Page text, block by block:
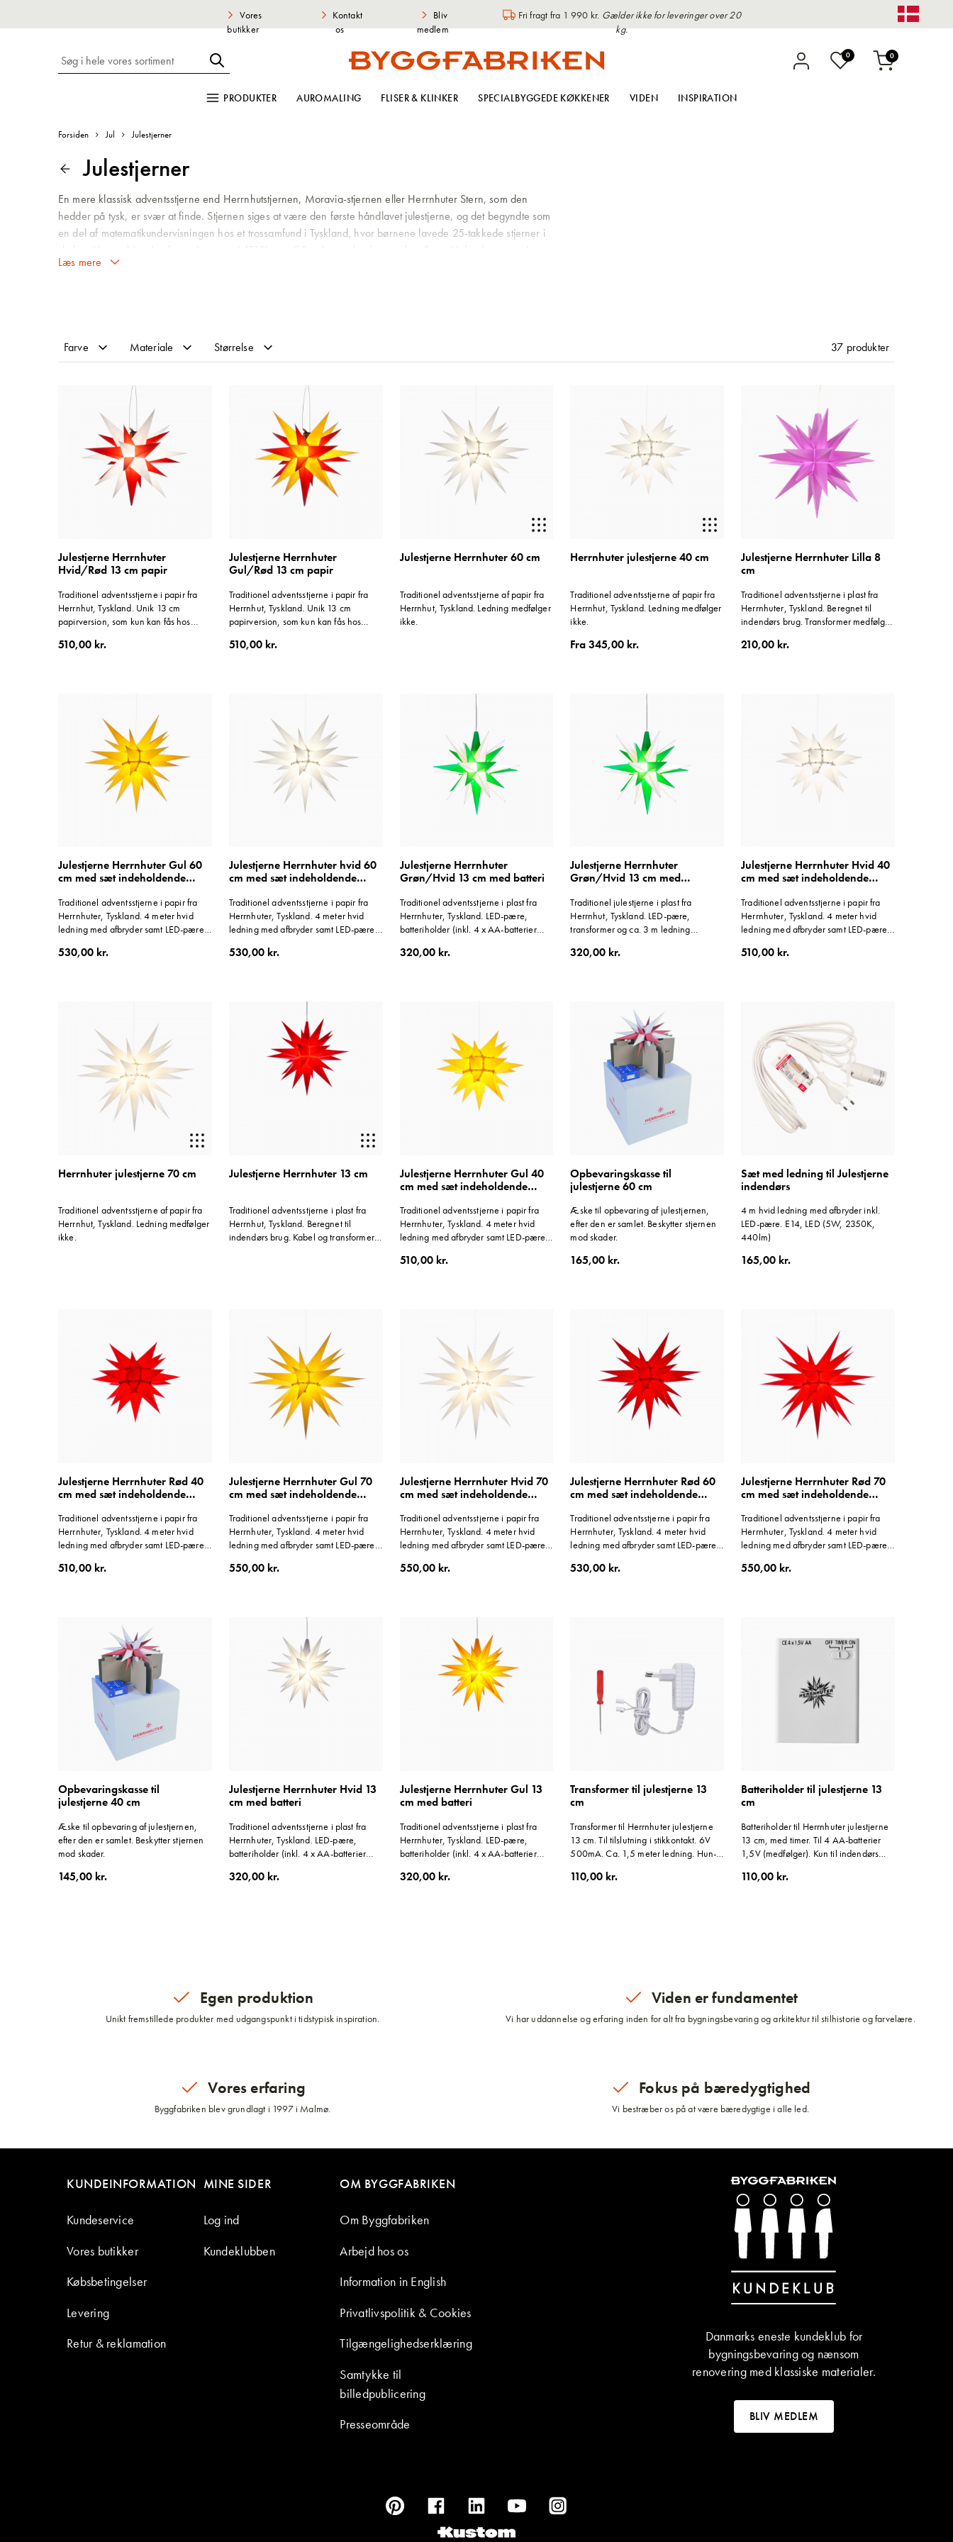
Vores
butikker
Kontakt
os
Bliv
medlem
Fri fragt fra 1 990 kr. Gælder ikke for leveringer over 20
kg.
0
Indkøbskurv
0
PRODUKTER AUROMALING FLISER & KLINKER SPECIALBYGGEDE KØKKENER VIDEN INSPIRATION
Forsiden Jul Julestjerner
Julestjerner
En mere klassisk adventsstjerne end Herrnhutstjernen, Moravia-stjernen eller Herrnhuter Stern, som den
hedder på tysk, er svær at finde. Stjernen siges at være den første håndlavet julestjerne, og det begyndte som
en del af matematikundervisningen hos et trossamfund i Tyskland, hvor børnene lavede 25-takkede stjerner i
skolen. Uanset historien kom stjernerne i 1910'erne til Sverige og lagde grunden til, at vi i dag hænger stjerner
op til jul. Den tredimensionelle Moraviske stjerne findes i flere farver, forskellige størrelser og til både
Som altid er det fantasien, der sætter grænserne...
Farve Materiale Størrelse 37 produkter
Julestjerne Herrnhuter
Hvid/Rød 13 cm papir
Traditionel adventsstjerne i papir fra
Herrnhut, Tyskland. Unik 13 cm
papirversion, som kun kan fås hos
til fabrikken i Tyskland. Beregnet til
510,00 kr.
Julestjerne Herrnhuter
Gul/Rød 13 cm papir
Traditionel adventsstjerne i papir fra
Herrnhut, Tyskland. Unik 13 cm
papirversion, som kun kan fås hos
til fabrikken i Tyskland. Beregnet til
510,00 kr.
Julestjerne Herrnhuter 60 cm
Traditionel adventsstjerne af papir fra
Herrnhut, Tyskland. Ledning medfølger
ikke.
Herrnhuter julestjerne 40 cm
Traditionel adventsstjerne af papir fra
Herrnhut, Tyskland. Ledning medfølger
ikke.
Fra 345,00 kr.
Julestjerne Herrnhuter Lilla 8
cm
Traditionel adventsstjerne i plast fra
Herrnhuter, Tyskland. Beregnet til
indendørs brug. Transformer medfølger
210,00 kr.
Julestjerne Herrnhuter Gul 60
cm med sæt indeholdende
Traditionel adventsstjerne i papir fra
Herrnhuter, Tyskland. 4 meter hvid
ledning med afbryder samt LED-pære
530,00 kr.
Julestjerne Herrnhuter hvid 60
cm med sæt indeholdende
Traditionel adventsstjerne i papir fra
Herrnhuter, Tyskland. 4 meter hvid
ledning med afbryder samt LED-pære
530,00 kr.
Julestjerne Herrnhuter
Grøn/Hvid 13 cm med batteri
Traditionel adventsstjerne i plast fra
Herrnhuter, Tyskland. LED-pære,
batteriholder (inkl. 4 x AA-batterier
Beregnet til indendørs brug.
320,00 kr.
Julestjerne Herrnhuter
Grøn/Hvid 13 cm med
Traditionel julestjerne i plast fra
Herrnhut, Tyskland. LED-pære,
transformer og ca. 3 m ledning
320,00 kr.
Julestjerne Herrnhuter Hvid 40
cm med sæt indeholdende
Traditionel adventsstjerne i papir fra
Herrnhuter, Tyskland. 4 meter hvid
ledning med afbryder samt LED-pære
510,00 kr.
Herrnhuter julestjerne 70 cm
Traditionel adventsstjerne af papir fra
Herrnhut, Tyskland. Ledning medfølger
ikke.
Julestjerne Herrnhuter 13 cm
Traditionel adventsstjerne i plast fra
Herrnhut, Tyskland. Beregnet til
indendørs brug. Kabel og transformer
Julestjerne Herrnhuter Gul 40
cm med sæt indeholdende
Traditionel adventsstjerne i papir fra
Herrnhuter, Tyskland. 4 meter hvid
ledning med afbryder samt LED-pære
510,00 kr.
Opbevaringskasse til
julestjerne 60 cm
Æske til opbevaring af julestjernen,
efter den er samlet. Beskytter stjernen
mod skader.
165,00 kr.
Sæt med ledning til Julestjerne
indendørs
4 m hvid ledning med afbryder inkl.
LED-pære. E14, LED (5W, 2350K,
440lm)
165,00 kr.
Julestjerne Herrnhuter Rød 40
cm med sæt indeholdende
Traditionel adventsstjerne i papir fra
Herrnhuter, Tyskland. 4 meter hvid
ledning med afbryder samt LED-pære
510,00 kr.
Julestjerne Herrnhuter Gul 70
cm med sæt indeholdende
Traditionel adventsstjerne i papir fra
Herrnhuter, Tyskland. 4 meter hvid
ledning med afbryder samt LED-pære
550,00 kr.
Julestjerne Herrnhuter Hvid 70
cm med sæt indeholdende
Traditionel adventsstjerne i papir fra
Herrnhuter, Tyskland. 4 meter hvid
ledning med afbryder samt LED-pære
550,00 kr.
Julestjerne Herrnhuter Rød 60
cm med sæt indeholdende
Traditionel adventsstjerne i papir fra
Herrnhuter, Tyskland. 4 meter hvid
ledning med afbryder samt LED-pære
530,00 kr.
Julestjerne Herrnhuter Rød 70
cm med sæt indeholdende
Traditionel adventsstjerne i papir fra
Herrnhuter, Tyskland. 4 meter hvid
ledning med afbryder samt LED-pære
550,00 kr.
Opbevaringskasse til
julestjerne 40 cm
Æske til opbevaring af julestjernen,
efter den er samlet. Beskytter stjernen
mod skader.
145,00 kr.
Julestjerne Herrnhuter Hvid 13
cm med batteri
Traditionel adventsstjerne i plast fra
Herrnhuter, Tyskland. LED-pære,
batteriholder (inkl. 4 x AA-batterier
Beregnet til indendørs brug. Farve:
320,00 kr.
Julestjerne Herrnhuter Gul 13
cm med batteri
Traditionel adventsstjerne i plast fra
Herrnhuter, Tyskland. LED-pære,
batteriholder (inkl. 4 x AA-batterier
Beregnet til indendørs brug. Farve: Gul.
320,00 kr.
Transformer til julestjerne 13
cm
Transformer til Herrnhuter julestjerne
13 cm. Til tilslutning i stikkontakt. 6V
500mA. Ca. 1,5 meter ledning. Hun-
mulighed for seriekobling af 1-4
110,00 kr.
Batteriholder til julestjerne 13
cm
Batteriholder til Herrnhuter julestjerne
13 cm, med timer. Til 4 AA-batterier
1,5V (medfølger). Kun til indendørs
110,00 kr.
Egen produktion
Unikt fremstillede produkter med udgangspunkt i tidstypisk inspiration.
Viden er fundamentet
Vi har uddannelse og erfaring inden for alt fra bygningsbevaring og arkitektur til stilhistorie og farvelære.
Vores erfaring
Byggfabriken blev grundlagt i 1997 i Malmø.
Fokus på bæredygtighed
Vi bestræber os på at være bæredygtige i alle led.
KUNDEINFORMATION
Kundeservice
Vores butikker
Købsbetingelser
Levering
Retur & reklamation
MINE SIDER
Log ind
Kundeklubben
OM BYGGFABRIKEN
Om Byggfabriken
Arbejd hos os
Information in English
Privatlivspolitik & Cookies
Tilgængelighedserklæring
Samtykke til
billedpublicering
Presseområde
Danmarks eneste kundeklub for
bygningsbevaring og nænsom
renovering med klassiske materialer.
BLIV MEDLEM